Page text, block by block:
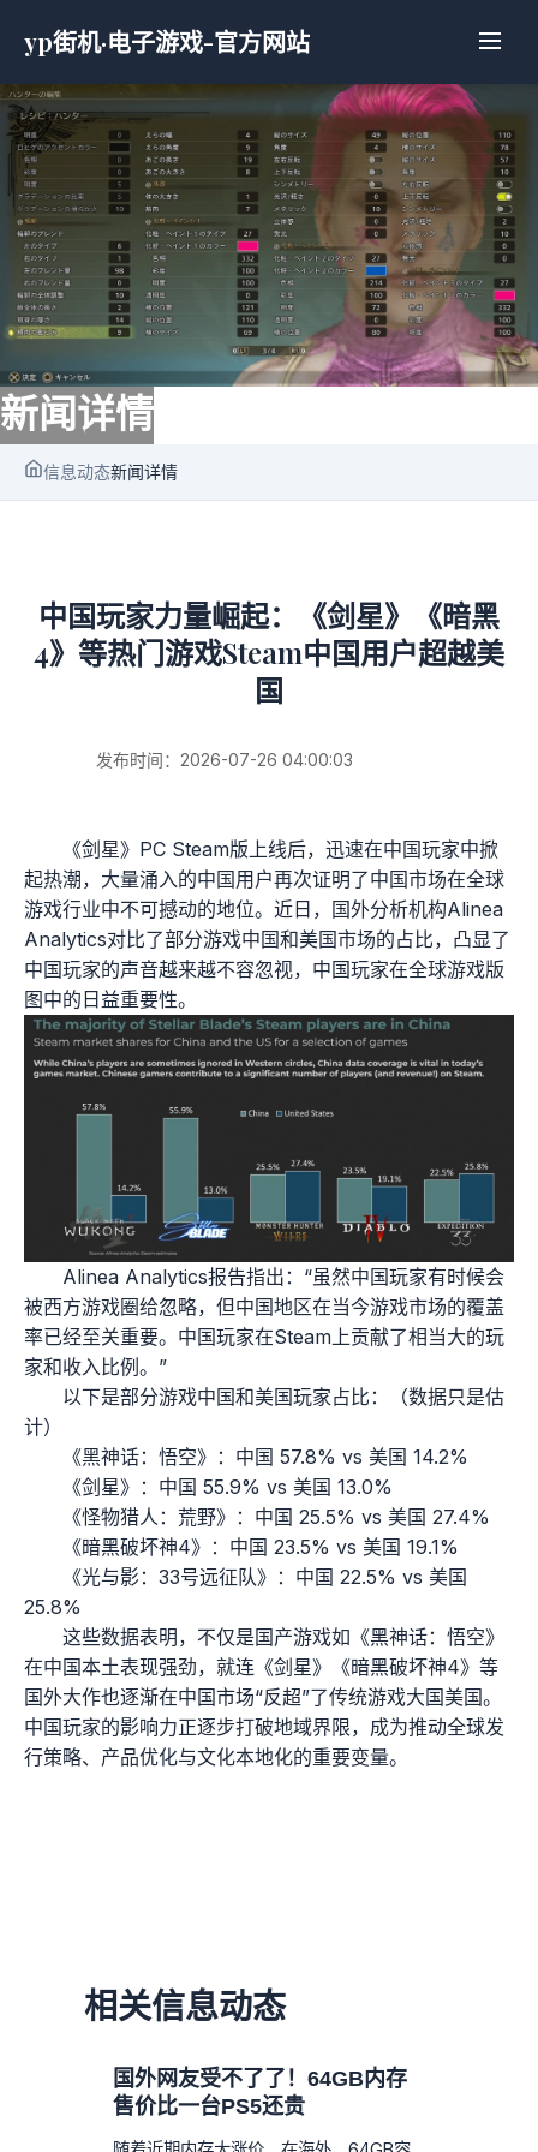
yp街机·电子游戏-官方网站
新闻详情
信息动态新闻详情
中国玩家力量崛起：《剑星》《暗黑
4》等热门游戏Steam中国用户超越美
国
发布时间：2026-07-26 04:00:03
《剑星》PC Steam版上线后，迅速在中国玩家中掀
起热潮，大量涌入的中国用户再次证明了中国市场在全球
游戏行业中不可撼动的地位。近日，国外分析机构Alinea
Analytics对比了部分游戏中国和美国市场的占比，凸显了
中国玩家的声音越来越不容忽视，中国玩家在全球游戏版
图中的日益重要性。
Alinea Analytics报告指出：“虽然中国玩家有时候会
被西方游戏圈给忽略，但中国地区在当今游戏市场的覆盖
率已经至关重要。中国玩家在Steam上贡献了相当大的玩
家和收入比例。”
以下是部分游戏中国和美国玩家占比：（数据只是估
计）
《黑神话：悟空》：中国 57.8% vs 美国 14.2%
《剑星》：中国 55.9% vs 美国 13.0%
《怪物猎人：荒野》：中国 25.5% vs 美国 27.4%
《暗黑破坏神4》：中国 23.5% vs 美国 19.1%
《光与影：33号远征队》：中国 22.5% vs 美国
25.8%
这些数据表明，不仅是国产游戏如《黑神话：悟空》
在中国本土表现强劲，就连《剑星》《暗黑破坏神4》等
国外大作也逐渐在中国市场“反超”了传统游戏大国美国。
中国玩家的影响力正逐步打破地域界限，成为推动全球发
行策略、产品优化与文化本地化的重要变量。
相关信息动态
国外网友受不了了！64GB内存
售价比一台PS5还贵